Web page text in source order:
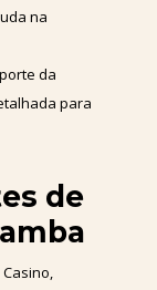
na
da
para
de